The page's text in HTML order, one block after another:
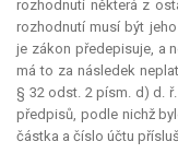
rozhodnutí některá z
rozhodnutí musí být
je zákon předepisuje, a
má to za následek
§ 32 odst. 2 písm. d) d.
předpisů, podle nichž
částka a číslo účtu